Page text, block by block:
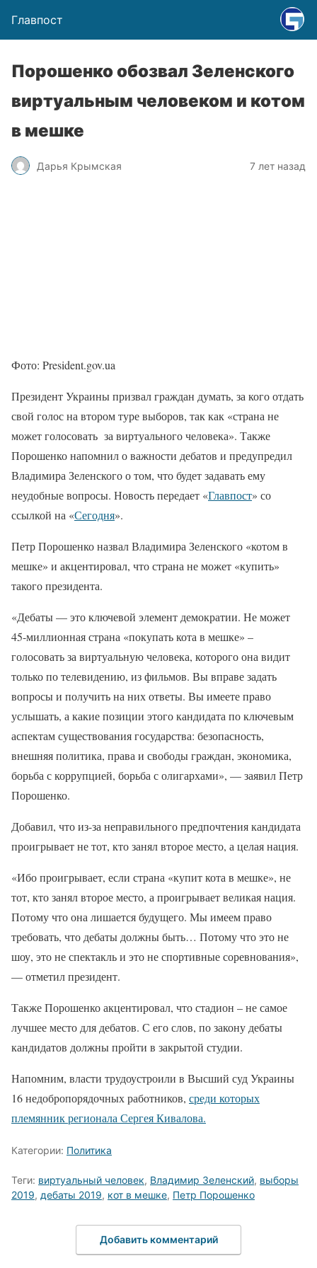
Главпост
Порошенко обозвал Зеленского
виртуальным человеком и котом
в мешке
Дарья Крымская 7 лет назад
Фото: President.gov.ua
Президент Украины призвал граждан думать, за кого отдать
свой голос на втором туре выборов, так как «страна не
может голосовать за виртуального человека». Также
Порошенко напомнил о важности дебатов и предупредил
Владимира Зеленского о том, что будет задавать ему
неудобные вопросы. Новость передает «Главпост» со
ссылкой на «Сегодня».
Петр Порошенко назвал Владимира Зеленского «котом в
мешке» и акцентировал, что страна не может «купить»
такого президента.
«Дебаты — это ключевой элемент демократии. Не может
45-миллионная страна «покупать кота в мешке» –
голосовать за виртуальную человека, которого она видит
только по телевидению, из фильмов. Вы вправе задать
вопросы и получить на них ответы. Вы имеете право
услышать, а какие позиции этого кандидата по ключевым
аспектам существования государства: безопасность,
внешняя политика, права и свободы граждан, экономика,
борьба с коррупцией, борьба с олигархами», — заявил Петр
Порошенко.
Добавил, что из-за неправильного предпочтения кандидата
проигрывает не тот, кто занял второе место, а целая нация.
«Ибо проигрывает, если страна «купит кота в мешке», не
тот, кто занял второе место, а проигрывает великая нация.
Потому что она лишается будущего. Мы имеем право
требовать, что дебаты должны быть… Потому что это не
шоу, это не спектакль и это не спортивные соревнования»,
— отметил президент.
Также Порошенко акцентировал, что стадион – не самое
лучшее место для дебатов. С его слов, по закону дебаты
кандидатов должны пройти в закрытой студии.
Напомним, власти трудоустроили в Высший суд Украины
16 недобропорядочных работников, среди которых
племянник регионала Сергея Кивалова.
Категории: Политика
Теги: виртуальный человек, Владимир Зеленский, выборы
2019, дебаты 2019, кот в мешке, Петр Порошенко
Добавить комментарий